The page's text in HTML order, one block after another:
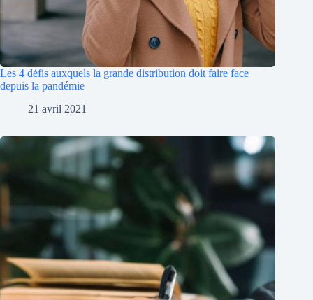
Les 4 défis auxquels la grande distribution doit faire face
depuis la pandémie
21 avril 2021